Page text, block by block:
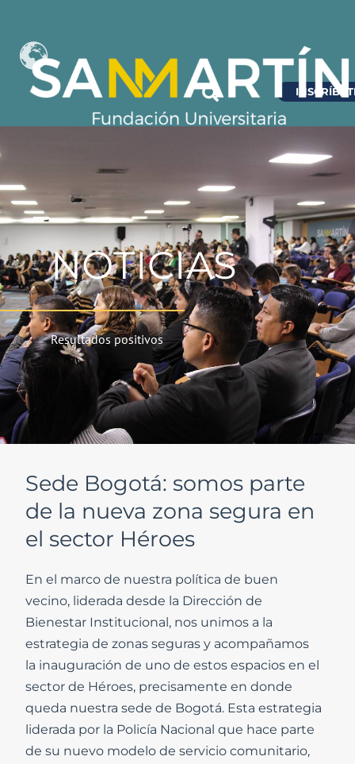
NOTICIAS
Resultados positivos
Sede Bogotá: somos parte
de la nueva zona segura en
el sector Héroes
En el marco de nuestra política de buen
vecino, liderada desde la Dirección de
Bienestar Institucional, nos unimos a la
estrategia de zonas seguras y acompañamos
la inauguración de uno de estos espacios en el
sector de Héroes, precisamente en donde
queda nuestra sede de Bogotá. Esta estrategia
liderada por la Policía Nacional que hace parte
de su nuevo modelo de servicio comunitario,